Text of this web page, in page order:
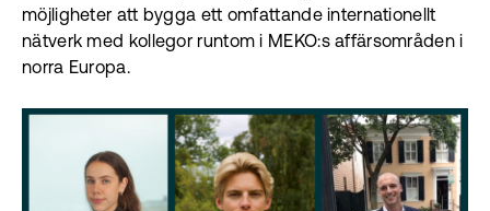
möjligheter att bygga ett omfattande internationellt
nätverk med kollegor runtom i MEKO:s affärsområden i
norra Europa.